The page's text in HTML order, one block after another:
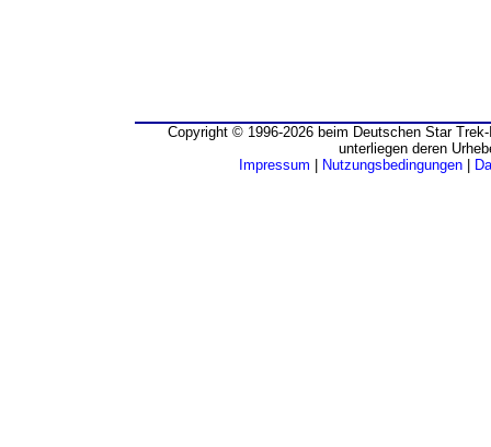
Copyright © 1996-2026 beim Deutschen Star
unterliegen deren
Impressum
Nutzungsbedingungen